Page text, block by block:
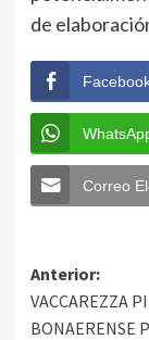
de
Correo
Anterior:
VACCAREZZA
BONAERENSE